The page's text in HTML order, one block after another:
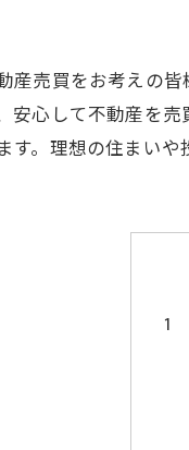
産売買をお考えの
安心して不動産を
す。理想の住まい